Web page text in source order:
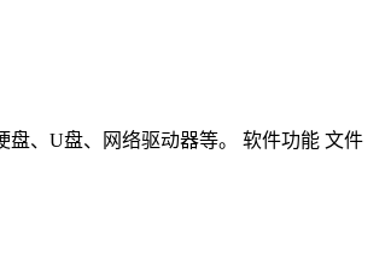
盘、U盘、网络驱动器等。 软件功能 文件